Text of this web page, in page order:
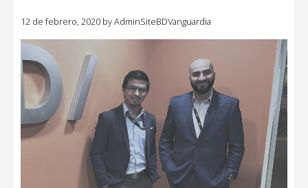
12 de febrero, 2020 byAdminSiteBDVanguardia